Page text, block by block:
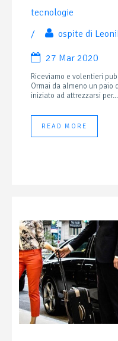
tecnologie
/
ospite di
27 Mar 2020
Riceviamo e volentieri
Ormai da almeno un
iniziato ad attrezzarsi per...
READ MORE